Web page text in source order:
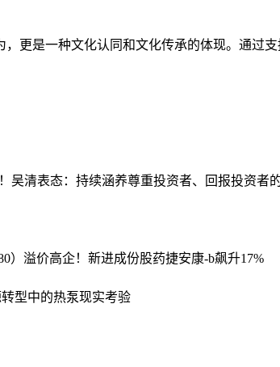
更是一种文化认同和文化传承的体现。通过
吴清表态：持续涵养尊重投资者、回报投资者
）溢价高企！新进成份股药捷安康-b飙升17%
型中的热泵现实考验